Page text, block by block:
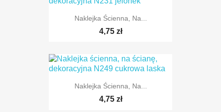
TYLKO ONLINE
Naklejka Ścienna, Na...
4,75 zł
TYLKO ONLINE
Naklejka Ścienna, Na...
4,75 zł